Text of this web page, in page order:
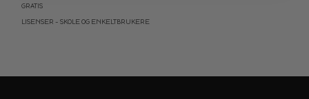
GRATIS
LISENSER – SKOLE OG ENKELTBRUKERE